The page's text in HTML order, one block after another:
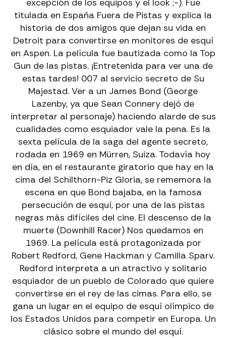
excepción de los equipos y el look ;-). Fue
titulada en España Fuera de Pistas y explica la
historia de dos amigos que dejan su vida en
Detroit para convertirse en monitores de esquí
en Aspen. La película fue bautizada como la Top
Gun de las pistas. ¡Entretenida para ver una de
estas tardes! 007 al servicio secreto de Su
Majestad. Ver a un James Bond (George
Lazenby, ya que Sean Connery dejó de
interpretar al personaje) haciendo alarde de sus
cualidades como esquiador vale la pena. Es la
sexta película de la saga del agente secreto,
rodada en 1969 en Mürren, Suiza. Todavía hoy
en día, en el restaurante giratorio que hay en la
cima del Schilthorn-Piz Gloria, se rememora la
escena en que Bond bajaba, en la famosa
persecución de esquí, por una de las pistas
negras más difíciles del cine. El descenso de la
muerte (Downhill Racer) Nos quedamos en
1969. La película está protagonizada por
Robert Redford, Gene Hackman y Camilla Sparv.
Redford interpreta a un atractivo y solitario
esquiador de un pueblo de Colorado que quiere
convertirse en el rey de las cimas. Para ello, se
gana un lugar en el equipo de esquí olímpico de
los Estados Unidos para competir en Europa. Un
clásico sobre el mundo del esquí.
EXPERIENCIAS PIC NEGRE · ANDORRA
VIVE TUEXPERIENCIAEN LA MONTAÑA
ALQUILER DE BICICLETAS EN ANDORRA Y LA
MOLINA
DH Santa Cruz, Ebikes, Eroad, Road y Gravel para
todos los niveles y experiencias.
Alquiler Bicicletas →
EXCURSIONES GUIADAS CON EBIKE EN ANDORRA
Descubre paisajes únicos con guías especializados.
Excursiones Ebike
VÍAS FERRATAS CON GUÍA EN ANDORRA
Aventura segura y emocionante adaptada a tu nivel.
Vías Ferratas con Guía →